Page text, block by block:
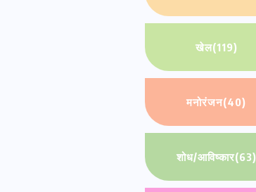
खेल(119)
मनोरंजन(40)
शोध/आविष्कार(63)